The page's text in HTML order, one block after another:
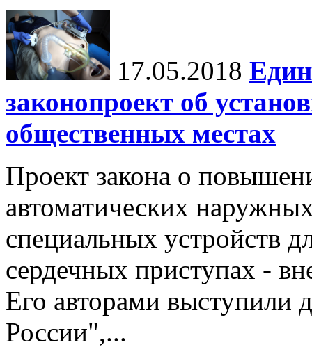
17.05.2018
законопроект об
общественных местах
Проект закона о
автоматических
специальных устройств
сердечных приступах -
Его авторами выступили
России",...